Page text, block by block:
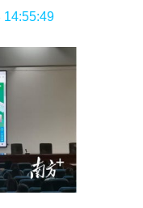
14:55:49